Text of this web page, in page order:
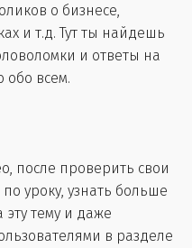
о бизнесе,
и т.д. Тут ты найдешь
и ответы на
обо всем.
после проверить свои
уроку, узнать больше
тему и даже
в разделе